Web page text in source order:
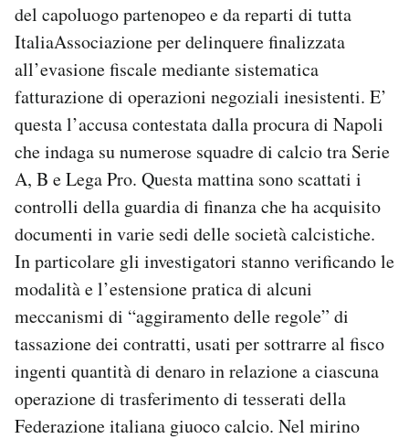
Area Personale
Newsletter
Notifiche mobile
Hai bisogno di aiuto?
Esci
del capoluogo partenopeo e da reparti di tutta
ItaliaAssociazione per delinquere finalizzata
all’evasione fiscale mediante sistematica
fatturazione di operazioni negoziali inesistenti. E’
questa l’accusa contestata dalla procura di Napoli
che indaga su numerose squadre di calcio tra Serie
A, B e Lega Pro. Questa mattina sono scattati i
controlli della guardia di finanza che ha acquisito
documenti in varie sedi delle società calcistiche.
In particolare gli investigatori stanno verificando le
modalità e l’estensione pratica di alcuni
meccanismi di “aggiramento delle regole” di
tassazione dei contratti, usati per sottrarre al fisco
ingenti quantità di denaro in relazione a ciascuna
operazione di trasferimento di tesserati della
Federazione italiana giuoco calcio. Nel mirino